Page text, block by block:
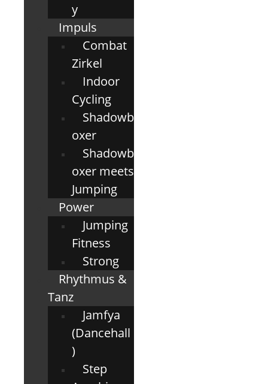
y
Impuls
Combat
Zirkel
Indoor
Cycling
Shadowb
oxer
Shadowb
oxer meets
Jumping
Power
Jumping
Fitness
Strong
Rhythmus &
Tanz
Jamfya
(Dancehall
)
Step